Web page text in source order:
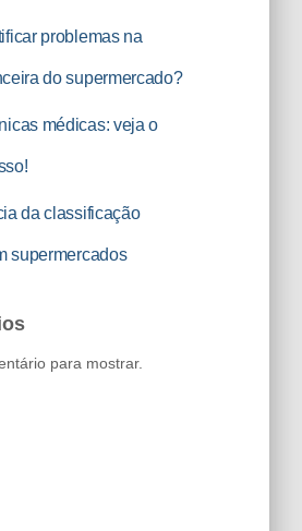
problemas na
do supermercado?
médicas: veja o
da classificação
supermercados
para mostrar.